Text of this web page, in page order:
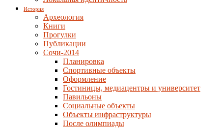
История
Археология
Книги
Прогулки
Публикации
Сочи-2014
Планировка
Спортивные объекты
Оформление
Гостиницы, медиацентры и университет
Павильоны
Социальные объекты
Объекты инфраструктуры
После олимпиады